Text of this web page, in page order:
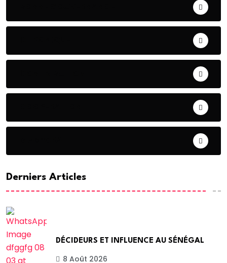
Derniers Articles
DÉCIDEURS ET INFLUENCE AU SÉNÉGAL
8 Août 2026